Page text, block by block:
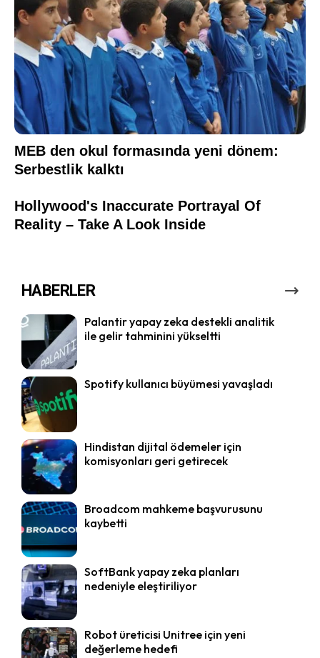
HABERLER
Palantir yapay zeka destekli analitik
ile gelir tahminini yükseltti
Spotify kullanıcı büyümesi yavaşladı
Hindistan dijital ödemeler için
komisyonları geri getirecek
Broadcom mahkeme başvurusunu
kaybetti
SoftBank yapay zeka planları
nedeniyle eleştiriliyor
Robot üreticisi Unitree için yeni
değerleme hedefi